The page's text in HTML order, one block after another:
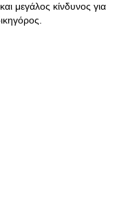
μεγάλος κίνδυνος για